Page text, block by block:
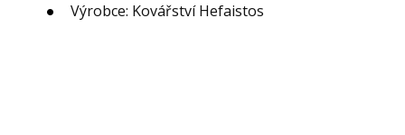
Výrobce: Kovářství Hefaistos